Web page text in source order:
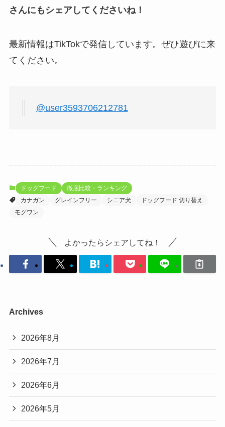
さんにもシェアしてくださいね！
最新情報はTikTokで発信しています。ぜひ遊びに来
てください。
@user3593706212781
ドッグフード
徹底比較・ランキング
カナガン
グレインフリー シニア犬
ドッグフード 切り替え
モグワン
よかったらシェアしてね！
Archives
2026年8月
2026年7月
2026年6月
2026年5月